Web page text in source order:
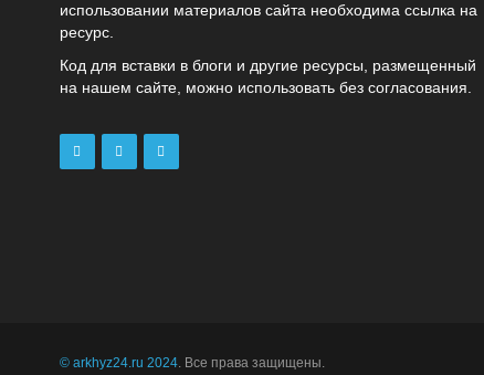
использовании материалов сайта необходима ссылка на
ресурс.
Код для вставки в блоги и другие ресурсы, размещенный
на нашем сайте, можно использовать без согласования.
© arkhyz24.ru 2024. Все права защищены.